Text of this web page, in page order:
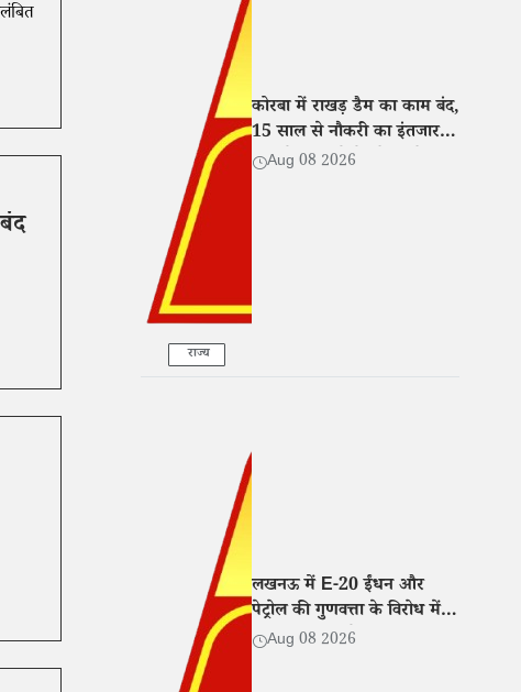
राज्य
कोरबा में राखड़ डैम का काम बंद,
15 साल से नौकरी का इंतजार
कर रहे ग्रामीणों ने खोला मोर्चा
Aug 08 2026
लखनऊ में E-20 ईंधन और
पेट्रोल की गुणवत्ता के विरोध में
सपा कार्यकर्ताओं का प्रदर्शन
Aug 08 2026